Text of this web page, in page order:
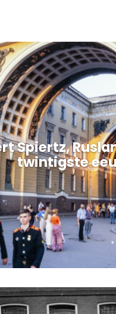
Spiertz,
twintigste